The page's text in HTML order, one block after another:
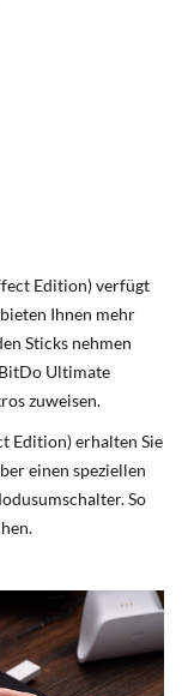
Edition) verfügt
Ihnen mehr
Sticks nehmen
Ultimate
zuweisen.
Edition) erhalten Sie
einen speziellen
So